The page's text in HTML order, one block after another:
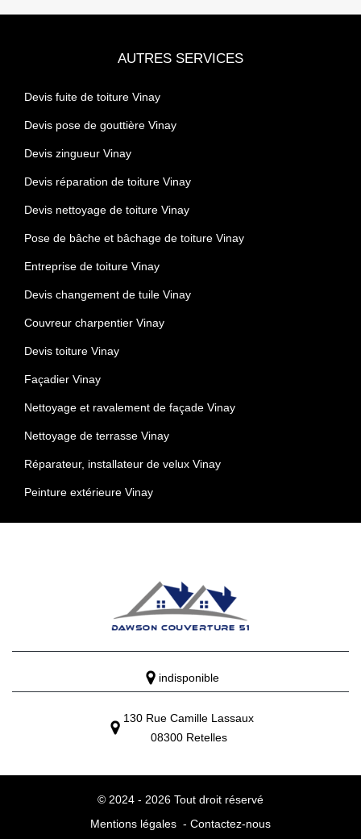
AUTRES SERVICES
Devis fuite de toiture Vinay
Devis pose de gouttière Vinay
Devis zingueur Vinay
Devis réparation de toiture Vinay
Devis nettoyage de toiture Vinay
Pose de bâche et bâchage de toiture Vinay
Entreprise de toiture Vinay
Devis changement de tuile Vinay
Couvreur charpentier Vinay
Devis toiture Vinay
Façadier Vinay
Nettoyage et ravalement de façade Vinay
Nettoyage de terrasse Vinay
Réparateur, installateur de velux Vinay
Peinture extérieure Vinay
indisponible
130 Rue Camille Lassaux
08300 Retelles
© 2024 - 2026 Tout droit réservé
Mentions légales - Contactez-nous